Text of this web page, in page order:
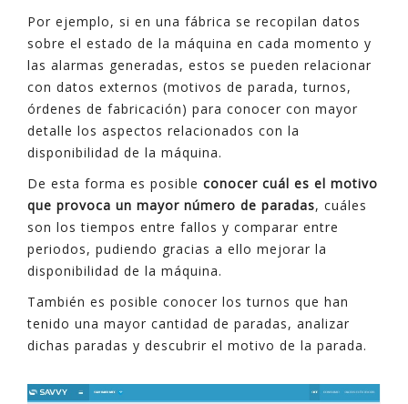
Por ejemplo, si en una fábrica se recopilan datos
sobre el estado de la máquina en cada momento y
las alarmas generadas, estos se pueden relacionar
con datos externos (motivos de parada, turnos,
órdenes de fabricación) para conocer con mayor
detalle los aspectos relacionados con la
disponibilidad de la máquina.
De esta forma es posible conocer cuál es el motivo
que provoca un mayor número de paradas, cuáles
son los tiempos entre fallos y comparar entre
periodos, pudiendo gracias a ello mejorar la
disponibilidad de la máquina.
También es posible conocer los turnos que han
tenido una mayor cantidad de paradas, analizar
dichas paradas y descubrir el motivo de la parada.